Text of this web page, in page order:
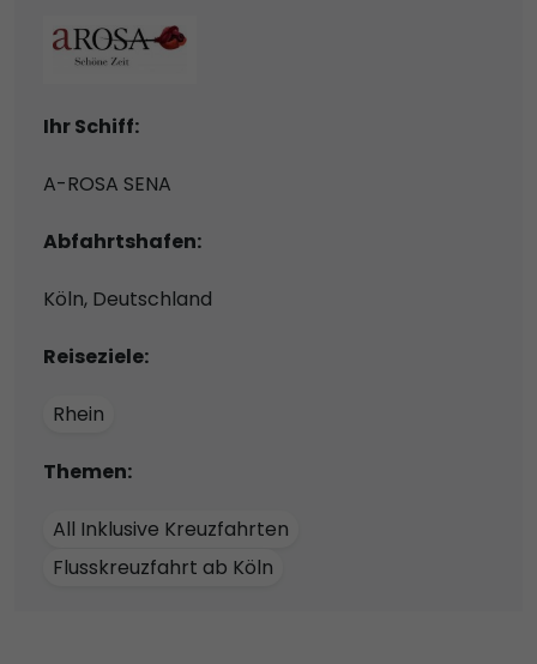
Ihr Schiff:
A-ROSA SENA
Abfahrtshafen:
Köln, Deutschland
Reiseziele:
Rhein
Themen:
All Inklusive Kreuzfahrten
Flusskreuzfahrt ab Köln